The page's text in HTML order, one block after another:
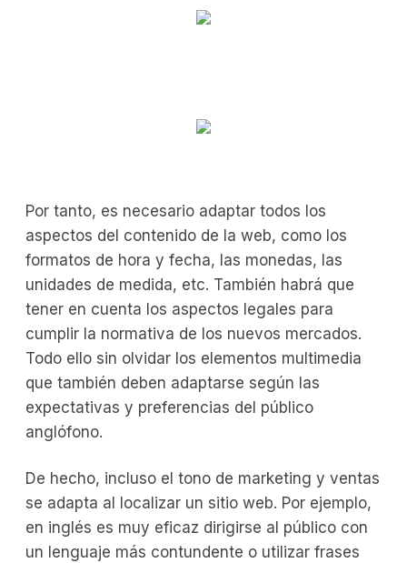
Por tanto, es necesario adaptar todos los
aspectos del contenido de la web, como los
formatos de hora y fecha, las monedas, las
unidades de medida, etc. También habrá que
tener en cuenta los aspectos legales para
cumplir la normativa de los nuevos mercados.
Todo ello sin olvidar los elementos multimedia
que también deben adaptarse según las
expectativas y preferencias del público
anglófono.
De hecho, incluso el tono de marketing y ventas
se adapta al localizar un sitio web. Por ejemplo,
en inglés es muy eficaz dirigirse al público con
un lenguaje más contundente o utilizar frases